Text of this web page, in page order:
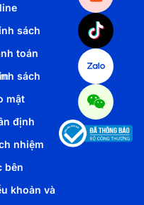
sách
toán
sách
mật
định
nhiệm
bên
khoản và